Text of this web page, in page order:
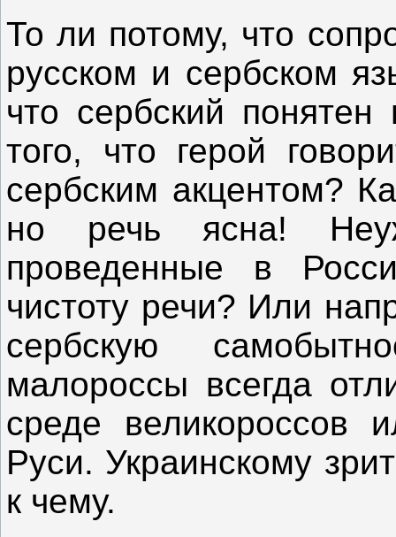
То ли потому, что
русском и сербском
что сербский
того, что герой
сербским акцентом?
но речь ясна!
проведенные в
чистоту речи? Или
сербскую
малороссы всегда
среде великороссов
Руси. Украинскому
к чему.